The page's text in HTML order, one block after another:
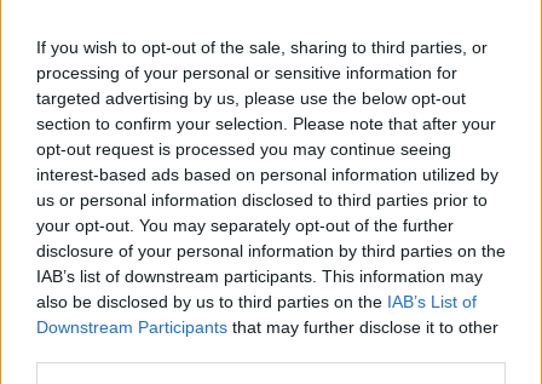
If you wish to opt-out of the sale, sharing to third parties, or
processing of your personal or sensitive information for
targeted advertising by us, please use the below opt-out
section to confirm your selection. Please note that after your
opt-out request is processed you may continue seeing
interest-based ads based on personal information utilized by
us or personal information disclosed to third parties prior to
your opt-out. You may separately opt-out of the further
disclosure of your personal information by third parties on the
IAB’s list of downstream participants. This information may
also be disclosed by us to third parties on the IAB’s List of
Downstream Participants that may further disclose it to other
Facebookon is!
Követem
BELFÖLD #PINTÉR SÁNDOR OKTATÁS
#TÜNTETÉS DEMONSTRÁCIÓ # TANÁR